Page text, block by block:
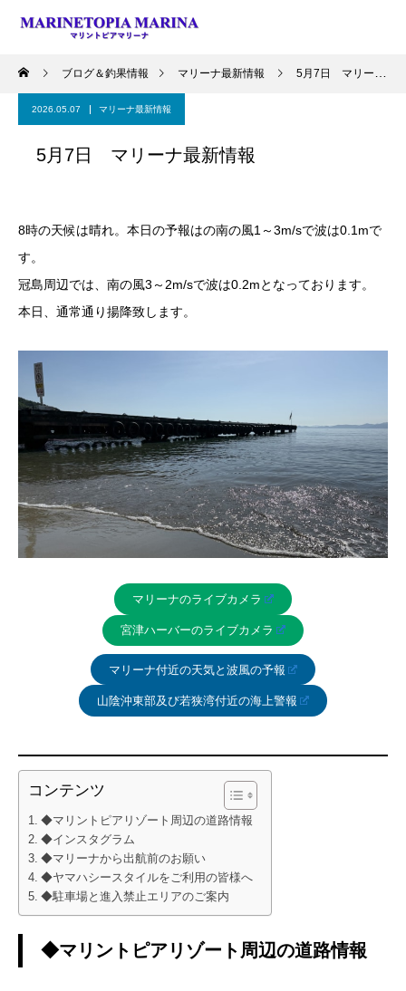
ブログ＆釣果情報 マリーナ最新情報 5月7日 マリーナ最新情報
2026.05.07 マリーナ最新情報
5月7日 マリーナ最新情報
8時の天候は晴れ。本日の予報はの南の風1～3m/sで波は0.1mで
す。
冠島周辺では、南の風3～2m/sで波は0.2mとなっております。
本日、通常通り揚降致します。
マリーナのライブカメラ
宮津ハーバーのライブカメラ
マリーナ付近の天気と波風の予報
山陰沖東部及び若狭湾付近の海上警報
コンテンツ
◆マリントピアリゾート周辺の道路情報
◆インスタグラム
◆マリーナから出航前のお願い
◆ヤマハシースタイルをご利用の皆様へ
◆駐車場と進入禁止エリアのご案内
◆マリントピアリゾート周辺の道路情報